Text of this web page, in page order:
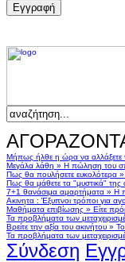
Eγγραφή
Μήπως ήλθε η ώρα να αλλάξετε
Μεγάλα λάθη » Η πώληση του
Πως θα πουλήσετε ευκολότερα »
Πως θα μάθετε τα "μυστικά" της
7+1 θανάσιμα αμαρτήματα » Η
Ακινητα : Έξυπνοι τρόποι για
Μαθήματα επιβίωσης » Είτε
Τα προβλήματα των
Βρείτε την αξία του ακινήτου »
Τα προβλήματα των
Σύνδεση